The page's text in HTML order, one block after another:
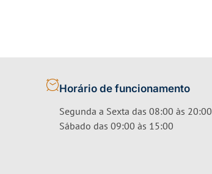
Horário de funcionamento
Segunda a Sexta das 08:00 às 20:00
Sábado das 09:00 às 15:00